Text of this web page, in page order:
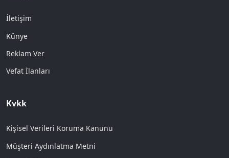
İletişim
Künye
Reklam Ver
Vefat İlanları
Kvkk
Kişisel Verileri Koruma Kanunu
Müşteri Aydınlatma Metni